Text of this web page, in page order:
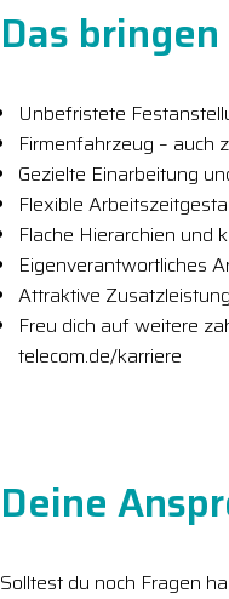
Das
Unbefristete
Firmenfahrzeug – auch
Gezielte Einarbeitung
Flexible
Flache Hierarchien und
Eigenverantwortliches
Attraktive
Freu dich auf weitere
telecom.de/karriere
Deine
Solltest du noch Fragen